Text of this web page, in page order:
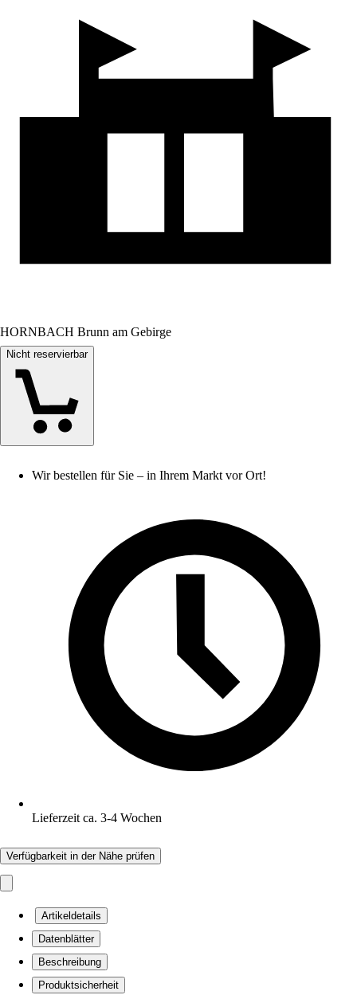
HORNBACH Brunn am Gebirge
Nicht reservierbar
Wir bestellen für Sie – in Ihrem Markt vor Ort!
Lieferzeit ca. 3-4 Wochen
Verfügbarkeit in der Nähe prüfen
Artikeldetails
Datenblätter
Beschreibung
Produktsicherheit